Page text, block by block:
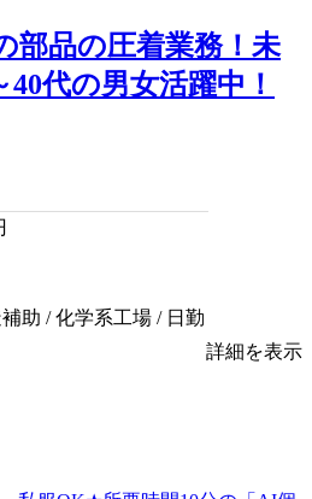
部品の圧着業務！未
代の男女活躍中！
助 / 化学系工場 / 日勤
詳細を表示